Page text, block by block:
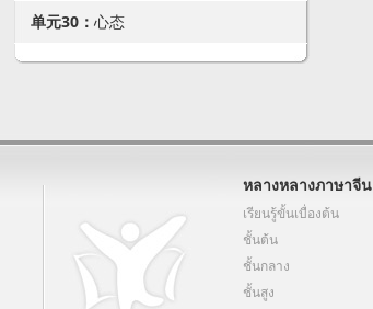
单元30： 心态
หลางหลางภาษาจีน
เรียนรู้ขั้นเบื่องต้น
ชั้นต้น
ชั้นกลาง
ชั้นสูง